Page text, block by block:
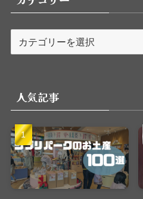
ー人気記事